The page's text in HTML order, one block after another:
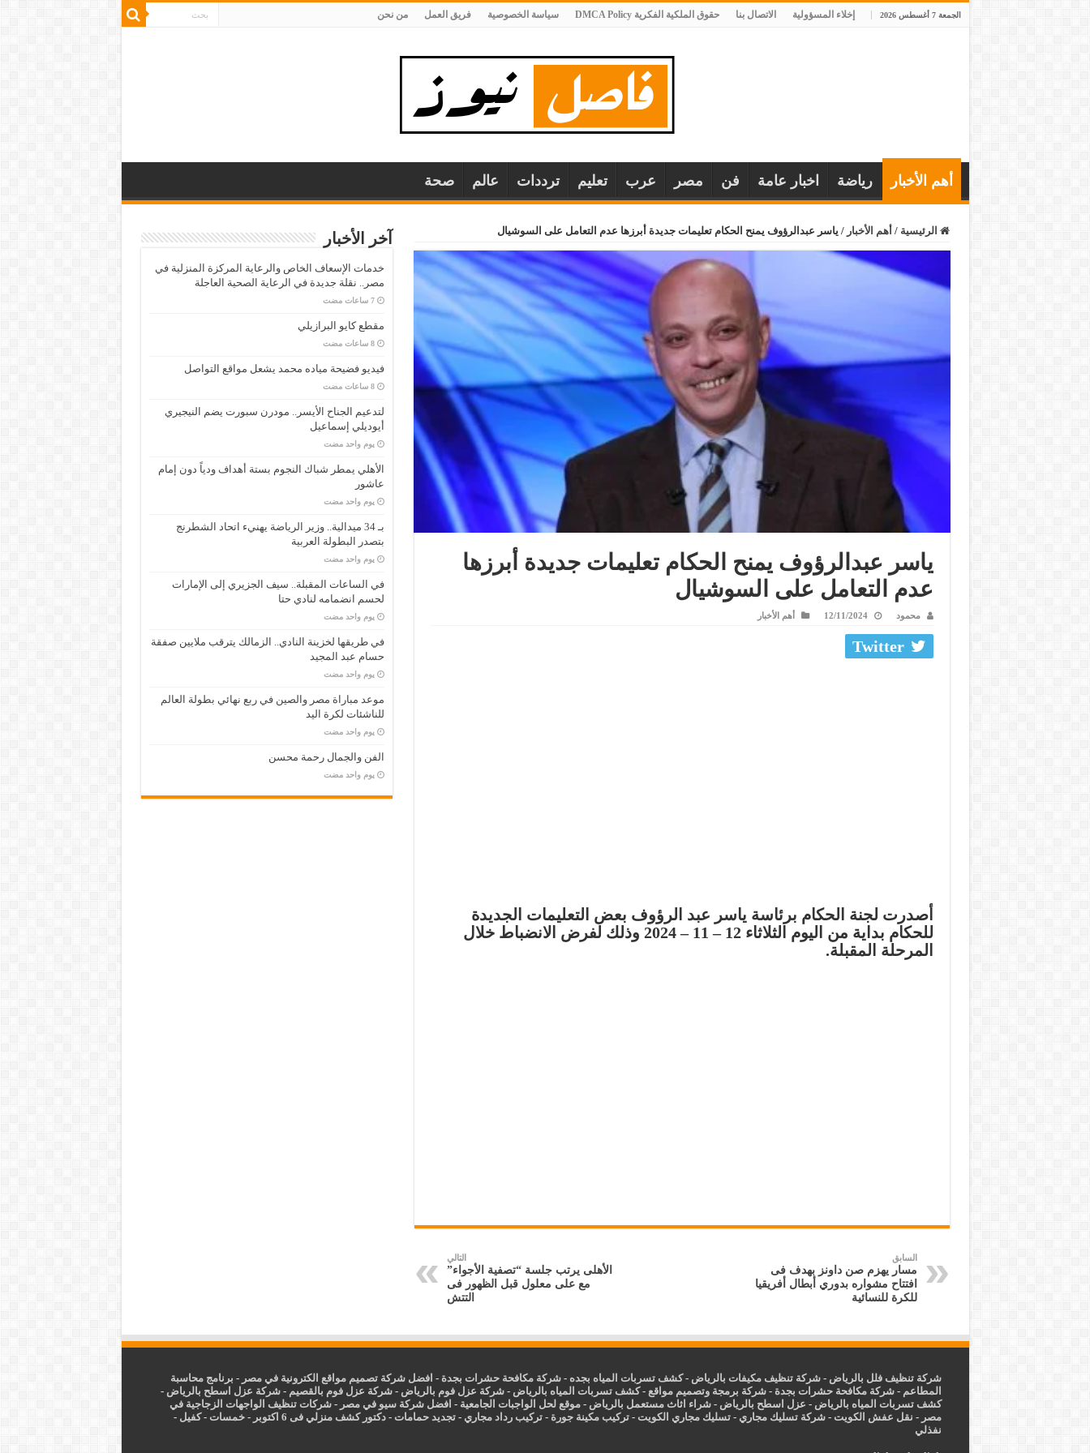
الجمعة 7 أغسطس 2026 إخلاء المسؤولية الاتصال بنا حقوق الملكية الفكرية DMCA Policy سياسة الخصوصية فريق العمل من نحن
أهم الأخبار رياضة اخبار عامة فن مصر عرب تعليم ترددات عالم صحة
الرئيسية / أهم الأخبار / ياسر عبدالرؤوف يمنح الحكام تعليمات جديدة أبرزها عدم التعامل على السوشيال
ياسر عبدالرؤوف يمنح الحكام تعليمات جديدة أبرزها
عدم التعامل على السوشيال
محمود 12/11/2024 أهم الأخبار
Twitter
أصدرت لجنة الحكام برئاسة ياسر عبد الرؤوف بعض التعليمات الجديدة
للحكام بداية من اليوم الثلاثاء 12 – 11 – 2024 وذلك لفرض الانضباط خلال
المرحلة المقبلة.
السابق
مسار يهزم صن داونز بهدف فى
افتتاح مشواره بدوري أبطال أفريقيا
للكرة للنسائية
التالي
الأهلى يرتب جلسة “تصفية الأجواء”
مع على معلول قبل الظهور فى
التتش
آخر الأخبار
خدمات الإسعاف الخاص والرعاية المركزة المنزلية في
مصر.. نقلة جديدة في الرعاية الصحية العاجلة
‏7 ساعات مضت
مقطع كايو البرازيلي
‏8 ساعات مضت
فيديو فضيحة مياده محمد يشعل مواقع التواصل
‏8 ساعات مضت
لتدعيم الجناح الأيسر.. مودرن سبورت يضم النيجيري
أيوديلي إسماعيل
‏يوم واحد مضت
الأهلي يمطر شباك النجوم بستة أهداف ودياً دون إمام
عاشور
‏يوم واحد مضت
بـ 34 ميدالية.. وزير الرياضة يهنيء اتحاد الشطرنج
بتصدر البطولة العربية
‏يوم واحد مضت
في الساعات المقبلة.. سيف الجزيري إلى الإمارات
لحسم انضمامه لنادي حتا
‏يوم واحد مضت
في طريقها لخزينة النادي.. الزمالك يترقب ملايين صفقة
حسام عبد المجيد
‏يوم واحد مضت
موعد مباراة مصر والصين في ربع نهائي بطولة العالم
للناشئات لكرة اليد
‏يوم واحد مضت
الفن والجمال رحمة محسن
‏يوم واحد مضت
شركة تنظيف فلل بالرياض -شركة تنظيف مكيفات بالرياض -كشف تسربات المياه بجده -شركة مكافحة حشرات بجدة - افضل شركة تصميم مواقع الكترونية في مصر - برنامج محاسبة
المطاعم -شركة مكافحة حشرات بجدة -شركة برمجة وتصميم مواقع -كشف تسربات المياه بالرياض -شركة عزل فوم بالرياض -شركة عزل فوم بالقصيم -شركة عزل اسطح بالرياض -
كشف تسربات المياه بالرياض - عزل اسطح بالرياض -شراء اثاث مستعمل بالرياض - موقع لحل الواجبات الجامعية - افضل شركة سيو في مصر -شركات تنظيف الواجهات الزجاجية في
مصر - نقل عفش الكويت -شركة تسليك مجاري -تسليك مجاري الكويت -تركيب مكينة جورة -تركيب رداد مجاري -تجديد حمامات -دكتور كشف منزلي فى 6 اكتوبر -خمسات -كفيل -
نفذلي